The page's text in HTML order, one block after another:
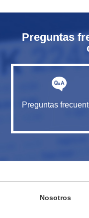
Preguntas
Preguntas
Nosotros